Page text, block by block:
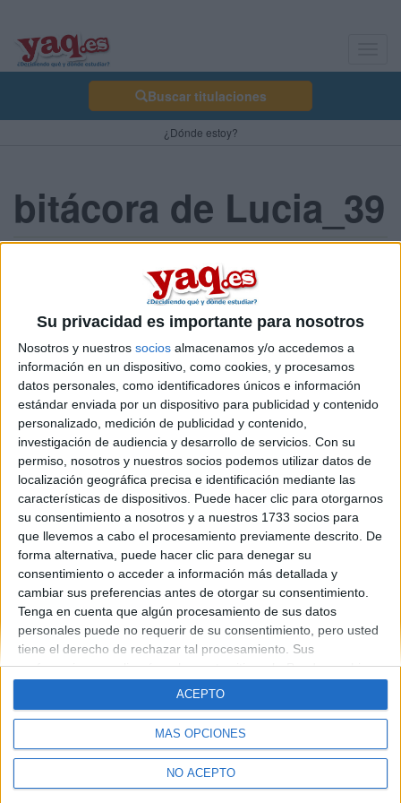
Su privacidad es importante para nosotros
Nosotros y nuestros socios almacenamos y/o accedemos a
información en un dispositivo, como cookies, y procesamos
datos personales, como identificadores únicos e información
estándar enviada por un dispositivo para publicidad y contenido
personalizado, medición de publicidad y contenido,
investigación de audiencia y desarrollo de servicios. Con su
permiso, nosotros y nuestros socios podemos utilizar datos de
localización geográfica precisa e identificación mediante las
características de dispositivos. Puede hacer clic para otorgarnos
su consentimiento a nosotros y a nuestros 1733 socios para
que llevemos a cabo el procesamiento previamente descrito. De
forma alternativa, puede hacer clic para denegar su
consentimiento o acceder a información más detallada y
cambiar sus preferencias antes de otorgar su consentimiento.
Tenga en cuenta que algún procesamiento de sus datos
personales puede no requerir de su consentimiento, pero usted
tiene el derecho de rechazar tal procesamiento. Sus
preferencias se aplicarán solo a este sitio web. Puede cambiar
sus preferencias o retirar su consentimiento en cualquier
"Privacidad" en la parte inferior de la página web.
MÁS OPCIONES
NO ACEPTO
ACEPTO
Buscar titulaciones
¿Dónde estoy?
bitácora de Lucia_39
Tengo las ideas claras. Sé perfectamente lo que quiero estudiar y
en qué lugares quiero terminar trabajando. He tenido contactos
con estos a través de practicas de FP y han sido los seis meses
más felices que he tenido.
Con mis niños, sus pericpecias y sus gracias y también con sus
días malos y sus "arrebatos"
leer más
Quiénes somos|Contactar|Anúnciate
Aviso legal|Politica de privacidad|Condiciones generales
de cookies
© 2003-2026Compás Mediterráneo S.L.- Diego de León 47 - 28006
Madrid [ESPAÑA] - Tel. +34 91 593 2767